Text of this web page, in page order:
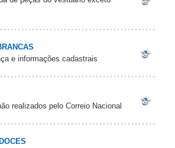
e informações cadastrais
realizados pelo Correio Nacional